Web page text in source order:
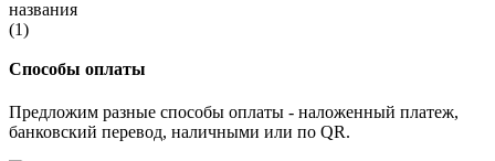
Способы оплаты
Предложим разные способы оплаты - наложенный платеж,
банковский перевод, наличными или по QR.